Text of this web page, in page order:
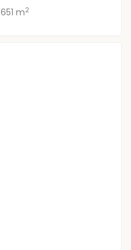
651 m2